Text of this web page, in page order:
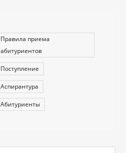
Правила приема
абитуриентов
Поступление
Аспирантура
Абитуриенты